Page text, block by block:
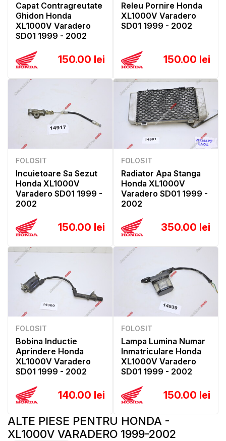
Capat Contragreutate
Ghidon Honda
XL1000V Varadero
SD01 1999 - 2002
150.00 lei
Releu Pornire Honda
XL1000V Varadero
SD01 1999 - 2002
150.00 lei
FOLOSIT
Incuietoare Sa Sezut
Honda XL1000V
Varadero SD01 1999 -
2002
150.00 lei
FOLOSIT
Radiator Apa Stanga
Honda XL1000V
Varadero SD01 1999 -
2002
350.00 lei
FOLOSIT
Bobina Inductie
Aprindere Honda
XL1000V Varadero
SD01 1999 - 2002
140.00 lei
FOLOSIT
Lampa Lumina Numar
Inmatriculare Honda
XL1000V Varadero
SD01 1999 - 2002
150.00 lei
ALTE PIESE PENTRU HONDA -
XL1000V VARADERO 1999-2002